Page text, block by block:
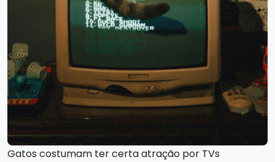
Gatos costumam ter certa atração por TVs